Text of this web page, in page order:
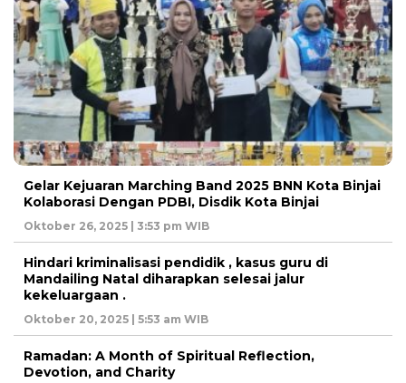
Gelar Kejuaran Marching Band 2025 BNN Kota Binjai
Kolaborasi Dengan PDBI, Disdik Kota Binjai
Oktober 26, 2025 | 3:53 pm WIB
Hindari kriminalisasi pendidik , kasus guru di
Mandailing Natal diharapkan selesai jalur
kekeluargaan .
Oktober 20, 2025 | 5:53 am WIB
Ramadan: A Month of Spiritual Reflection,
Devotion, and Charity